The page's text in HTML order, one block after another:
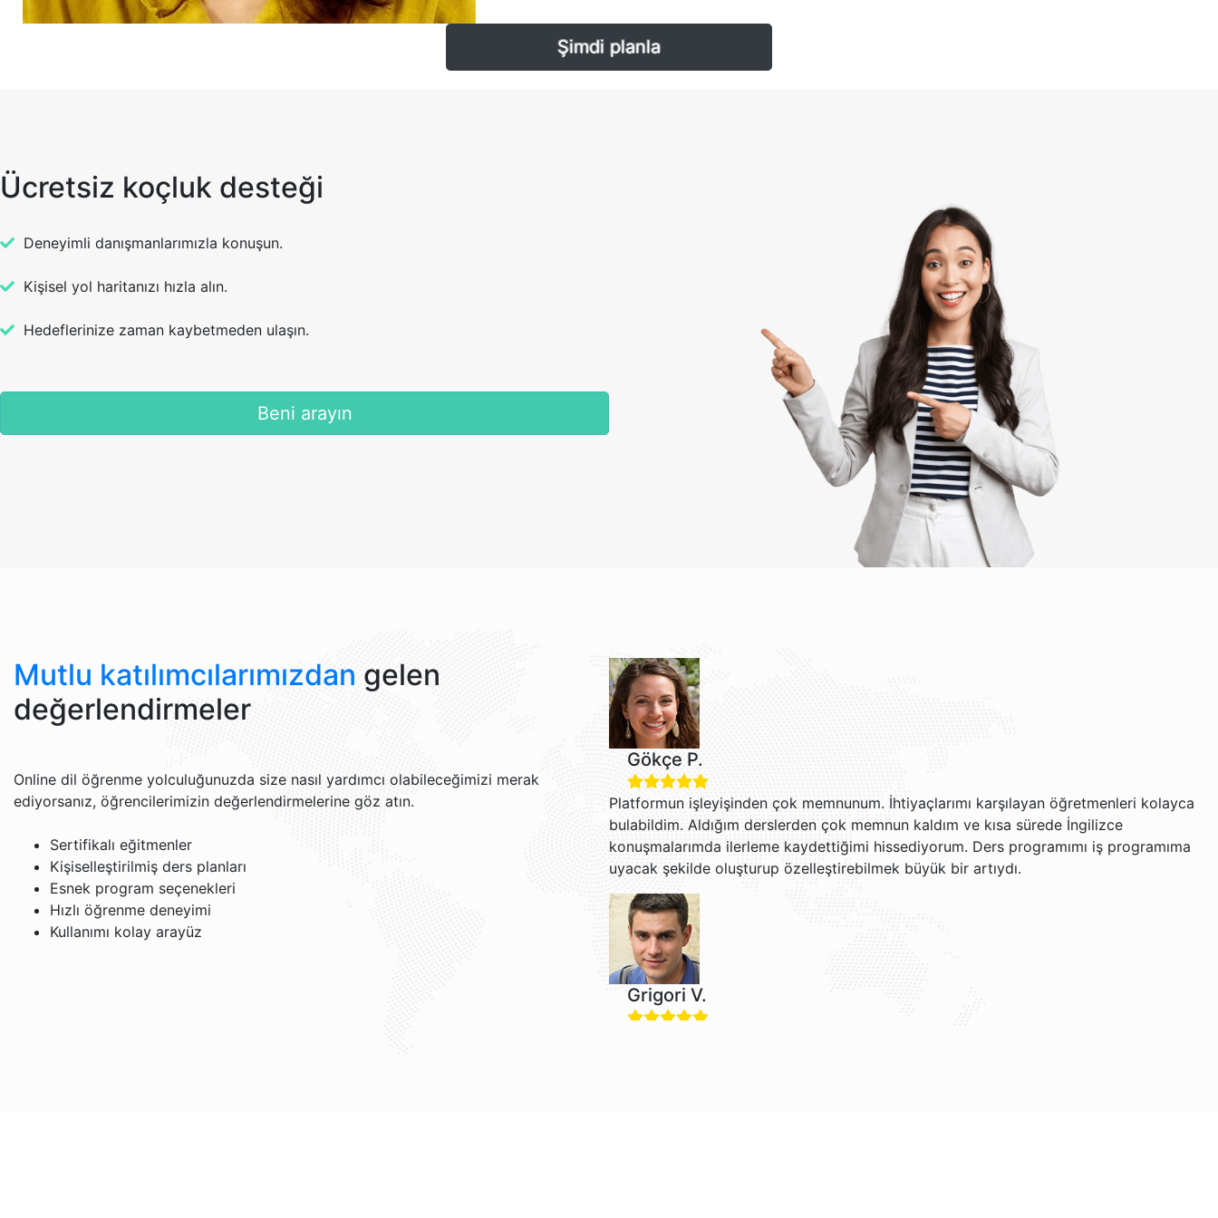
Şimdi planla
Ücretsiz koçluk desteği
Deneyimli danışmanlarımızla konuşun.
Kişisel yol haritanızı hızla alın.
Hedeflerinize zaman kaybetmeden ulaşın.
Beni arayın
Mutlu katılımcılarımızdan gelen
değerlendirmeler
Online dil öğrenme yolculuğunuzda size nasıl yardımcı olabileceğimizi merak
ediyorsanız, öğrencilerimizin değerlendirmelerine göz atın.
Sertifikalı eğitmenler
Kişiselleştirilmiş ders planları
Esnek program seçenekleri
Hızlı öğrenme deneyimi
Kullanımı kolay arayüz
Gökçe P.
Platformun işleyişinden çok memnunum. İhtiyaçlarımı karşılayan öğretmenleri kolayca
bulabildim. Aldığım derslerden çok memnun kaldım ve kısa sürede İngilizce
konuşmalarımda ilerleme kaydettiğimi hissediyorum. Ders programımı iş programıma
uyacak şekilde oluşturup özelleştirebilmek büyük bir artıydı.
Grigori V.